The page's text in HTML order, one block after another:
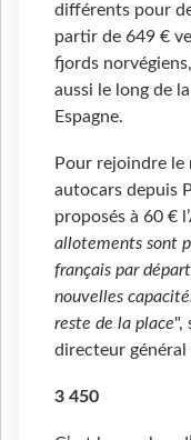
différents pour
partir de 649 €
fjords
aussi le long de
Espagne.
Pour rejoindre le
autocars depuis
proposés à 60 €
allotements sont
français par
nouvelles
reste de la place",
directeur général
3 450